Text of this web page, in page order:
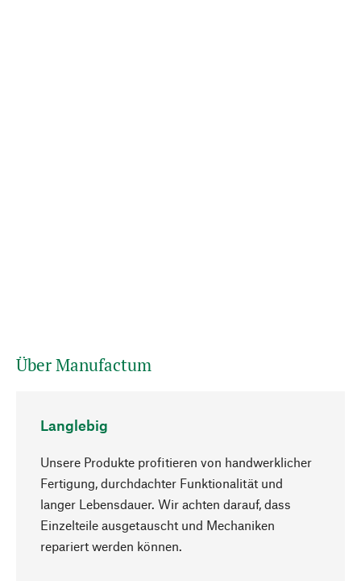
Über Manufactum
Langlebig
Unsere Produkte profitieren von handwerklicher
Fertigung, durchdachter Funktionalität und
langer Lebensdauer. Wir achten darauf, dass
Einzelteile ausgetauscht und Mechaniken
repariert werden können.